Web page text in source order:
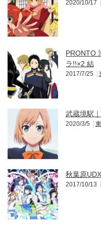
2020/10/17
PRONTO
ラ!!×2 結
2017/7/25
武蔵境駅
2020/3/5
秋葉原
2017/10/13